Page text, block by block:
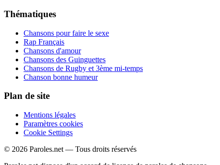
Thématiques
Chansons pour faire le sexe
Rap Français
Chansons d'amour
Chansons des Guinguettes
Chansons de Rugby et 3ème mi-temps
Chanson bonne humeur
Plan de site
Mentions légales
Paramètres cookies
Cookie Settings
© 2026 Paroles.net — Tous droits réservés